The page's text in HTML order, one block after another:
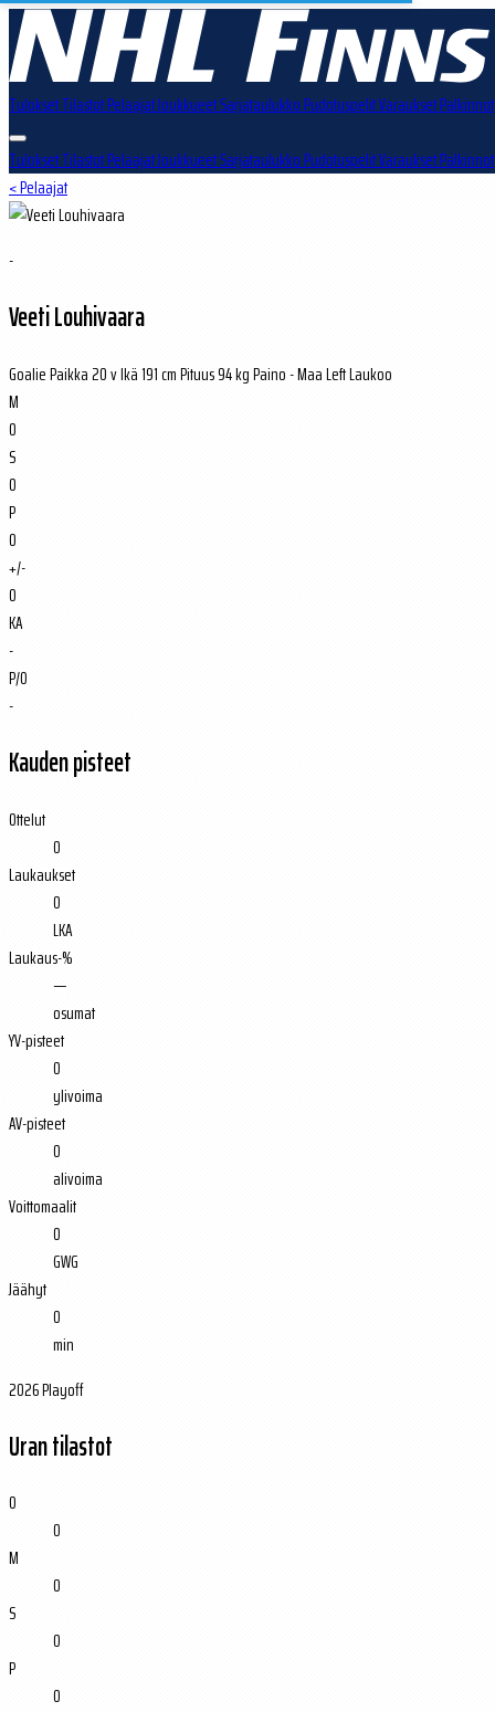
TuloksetTilastotPelaajatJoukkueetSarjataulukkoPudotuspelitVarauksetPalkinnot
TuloksetTilastotPelaajatJoukkueetSarjataulukkoPudotuspelitVarauksetPalkinnot
< Pelaajat
-
Veeti Louhivaara
GoaliePaikka20 vIkä191 cmPituus94 kgPaino-MaaLeftLaukoo
M
0
S
0
P
0
+/-
0
KA
-
P/O
-
Kauden pisteet
Ottelut
0
Laukaukset
0
LKA
Laukaus-%
—
osumat
YV-pisteet
0
ylivoima
AV-pisteet
0
alivoima
Voittomaalit
0
GWG
Jäähyt
0
min
2026 Playoff
Uran tilastot
O
0
M
0
S
0
P
0